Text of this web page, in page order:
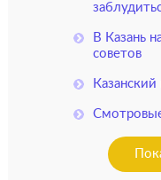
В Казань
советов